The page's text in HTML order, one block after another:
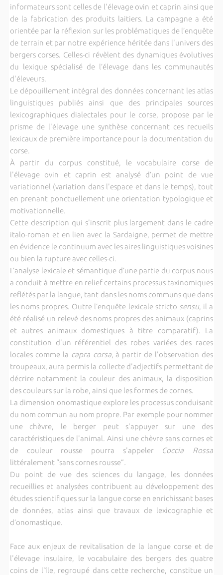
informateurs sont celles de l'élevage ovin et caprin ainsi que
de la fabrication des produits laitiers. La campagne a été
orientée par la réflexion sur les problématiques de l’enquête
de terrain et par notre expérience héritée dans l'univers des
bergers corses. Celles-ci révèlent des dynamiques évolutives
du lexique spécialisé de l’élevage dans les communautés
d'éleveurs.
Le dépouillement intégral des données concernant les atlas
linguistiques publiés ainsi que des principales sources
lexicographiques dialectales pour le corse, propose par le
prisme de l'élevage une synthèse concernant ces recueils
lexicaux de première importance pour la documentation du
corse.
À partir du corpus constitué, le vocabulaire corse de
l'élevage ovin et caprin est analysé d’un point de vue
variationnel (variation dans l'espace et dans le temps), tout
en prenant ponctuellement une orientation typologique et
motivationnelle.
Cette description qui s'inscrit plus largement dans le cadre
italo-roman et en lien avec la Sardaigne, permet de mettre
en évidence le continuum avec les aires linguistiques voisines
ou bien la rupture avec celles-ci.
L’analyse lexicale et sémantique d’une partie du corpus nous
a conduit à mettre en relief certains processus taxinomiques
reflétés par la langue, tant dans les noms communs que dans
les noms propres. Outre l’enquête lexicale stricto sensu, il a
été réalisé un relevé des noms propres des animaux (caprins
et autres animaux domestiques à titre comparatif). La
constitution d'un référentiel des robes variées des races
locales comme la capra corsa, à partir de l'observation des
troupeaux, aura permis la collecte d'adjectifs permettant de
décrire notamment la couleur des animaux, la disposition
des couleurs sur la robe, ainsi que les formes de cornes.
La dimension onomastique explore les processus conduisant
du nom commun au nom propre. Par exemple pour nommer
une chèvre, le berger peut s'appuyer sur une des
caractéristiques de l'animal. Ainsi une chèvre sans cornes et
de couleur rousse pourra s'appeler Coccia Rossa
littéralement “sans cornes rousse”.
Du point de vue des sciences du langage, les données
recueillies et analysées contribuent au développement des
études scientifiques sur la langue corse en enrichissant bases
de données, atlas ainsi que travaux de lexicographie et
d’onomastique.
Face aux enjeux de revitalisation de la langue corse et de
l'élevage insulaire, le vocabulaire des bergers des quatre
coins de l'île, regroupé dans cette recherche, constitue un